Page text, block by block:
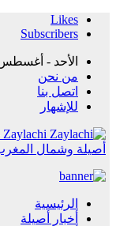
Likes
Subscribers
الأحد - أغسطس 9-
من نحن
اتصل بنا
للإشهار
أصيلة وشمال
الرئيسية
أخبار أصيلة